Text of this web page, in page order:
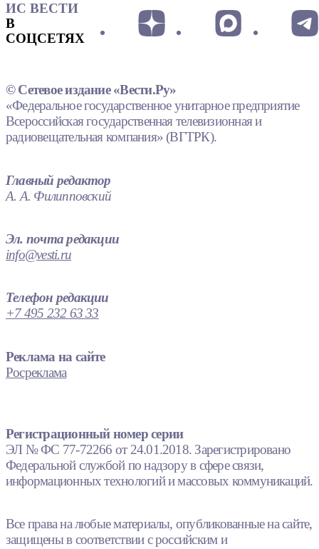
ИС ВЕСТИ
В
СОЦСЕТЯХ
© Сетевое издание «Вести.Ру»
«Федеральное государственное унитарное предприятие
Всероссийская государственная телевизионная и
радиовещательная компания» (ВГТРК).
Главный редактор
А. А. Филипповский
Эл. почта редакции
info@vesti.ru
Телефон редакции
+7 495 232 63 33
Реклама на сайте
Росреклама
Регистрационный номер серии
ЭЛ № ФС 77-72266 от 24.01.2018. Зарегистрировано
Федеральной службой по надзору в сфере связи,
информационных технологий и массовых коммуникаций.
Все права на любые материалы, опубликованные на сайте,
защищены в соответствии с российским и